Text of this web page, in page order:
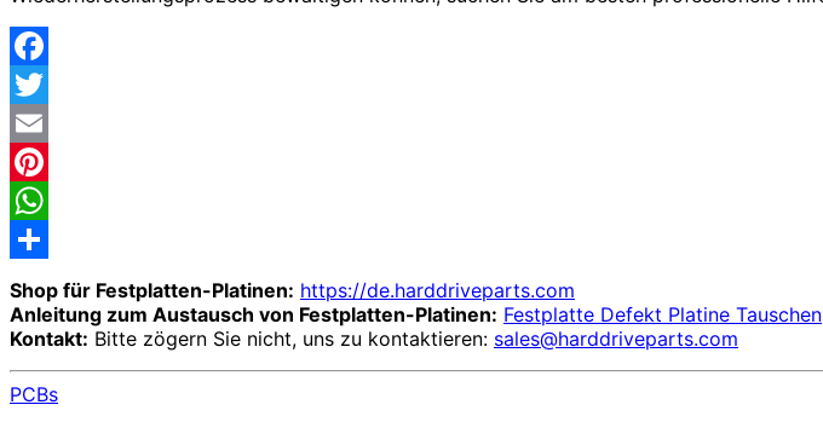
Facebook
Twitter
Email
Pinterest
WhatsApp
Share
Shop für Festplatten-Platinen: https://de.harddriveparts.com
Anleitung zum Austausch von Festplatten-Platinen: Festplatte Defekt Platine Tauschen
Kontakt: Bitte zögern Sie nicht, uns zu kontaktieren: sales@harddriveparts.com
PCBs